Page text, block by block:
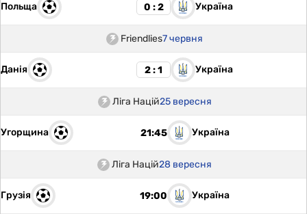
Польща 0 : 2 Україна
Friendlies7 червня
Данія 2 : 1 Україна
Ліга Націй25 вересня
Угорщина 21:45 Україна
Ліга Націй28 вересня
Грузія 19:00 Україна